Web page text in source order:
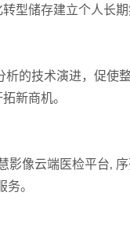
型储存建立个人长
的技术演进，促使
新商机。
影像云端医检平台,
。